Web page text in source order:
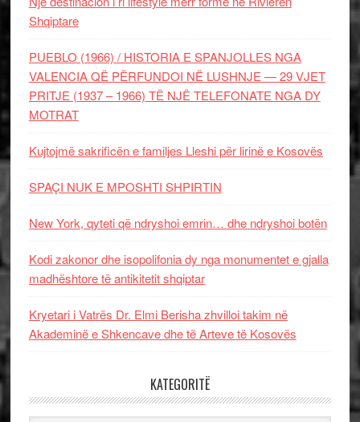
Shqiptare
PUEBLO (1966) / HISTORIA E SPANJOLLES NGA
VALENCIA QË PËRFUNDOI NË LUSHNJE — 29 VJET
PRITJE (1937 – 1966) TË NJË TELEFONATE NGA DY
MOTRAT
Kujtojmë sakrificën e familjes Lleshi për lirinë e Kosovës
SPAÇI NUK E MPOSHTI SHPIRTIN
New York, qyteti që ndryshoi emrin… dhe ndryshoi botën
Kodi zakonor dhe isopolifonia dy nga monumentet e gjalla
madhështore të antikitetit shqiptar
Kryetari i Vatrës Dr. Elmi Berisha zhvilloi takim në
Akademinë e Shkencave dhe të Arteve të Kosovës
KATEGORITË